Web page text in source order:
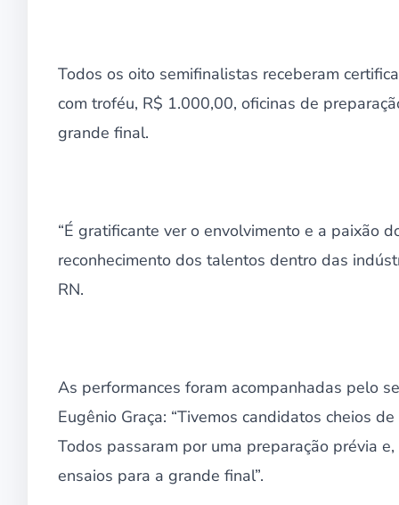
Todos os oito semifinalistas receberam
com troféu, R$ 1.000,00, oficinas de
grande final.
“É gratificante ver o envolvimento e a paixão
reconhecimento dos talentos dentro das
RN.
As performances foram acompanhadas pelo
Eugênio Graça: “Tivemos candidatos cheios
Todos passaram por uma preparação prévia
ensaios para a grande final”.